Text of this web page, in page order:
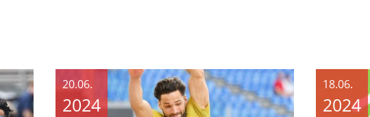
20.06.
2024
18.06.
2024